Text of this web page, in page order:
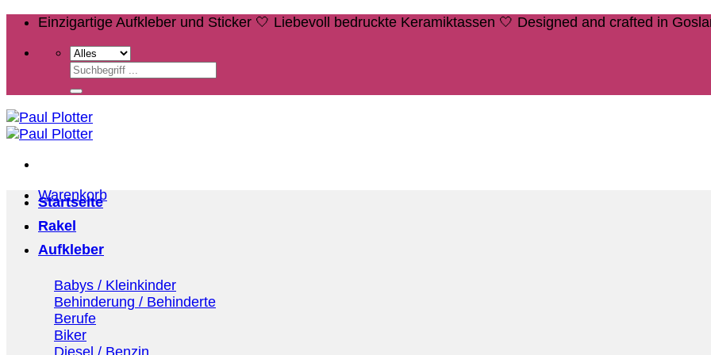
Zum
springen
Einzigartige Aufkleber und Sticker 🤍 Liebevoll bedruckte Keramiktassen 🤍 Designed and crafted in
Suchen
nach:
Warenkorb
Startseite
Rakel
Aufkleber
Babys / Kleinkinder
Behinderung / Behinderte
Berufe
Biker